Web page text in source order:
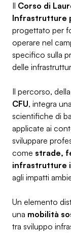
Il Corso di
Infrastrutture
progettato per
operare nel
specifico sulla
delle
Il percorso,
CFU, integra
scientifiche di
applicate ai
sviluppare
come strade,
infrastrutture
agli impatti
Un elemento
una mobilità
tra sviluppo